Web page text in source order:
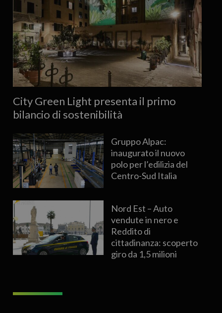
City Green Light presenta il primo
bilancio di sostenibilità
Gruppo Alpac:
inaugurato il nuovo
polo per l’edilizia del
Centro-Sud Italia
Nord Est – Auto
vendute in nero e
Reddito di
cittadinanza: scoperto
giro da 1,5 milioni